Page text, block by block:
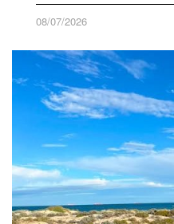
08/07/2026